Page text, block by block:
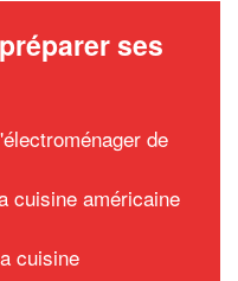
ses
de
cuisine américaine
cuisine